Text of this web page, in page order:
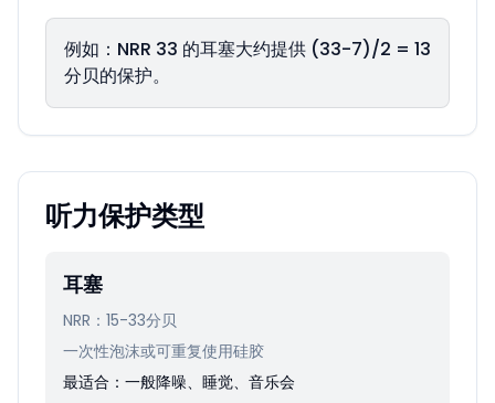
例如：NRR 33 的耳塞大约提供 (33-7)/2 = 13
分贝的保护。
听力保护类型
耳塞
NRR：15-33分贝
一次性泡沫或可重复使用硅胶
最适合：一般降噪、睡觉、音乐会